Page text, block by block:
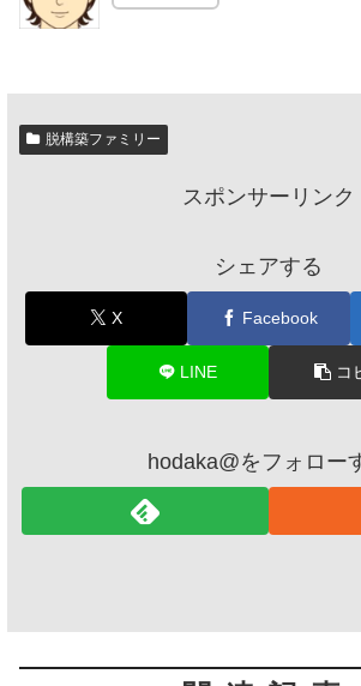
脱構築ファミリー
スポンサーリンク
シェアする
X Facebook
LINE コ
hodaka@をフォロー